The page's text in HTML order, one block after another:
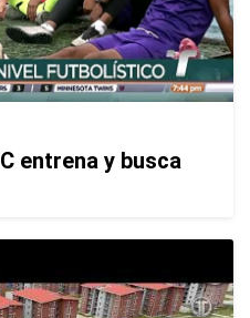
entrena y busca